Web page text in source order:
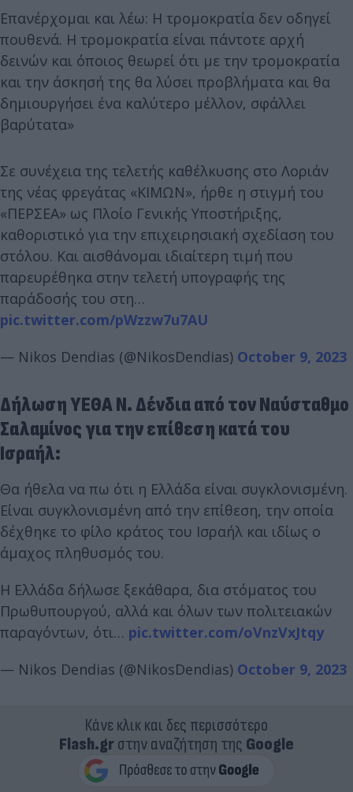
Επανέρχομαι και λέω: Η τρομοκρατία δεν οδηγεί
πουθενά. Η τρομοκρατία είναι πάντοτε αρχή
δεινών και όποιος θεωρεί ότι με την τρομοκρατία
και την άσκησή της θα λύσει προβλήματα και θα
δημιουργήσει ένα καλύτερο μέλλον, σφάλλει
βαρύτατα»
Σε συνέχεια της τελετής καθέλκυσης στο Λοριάν
της νέας φρεγάτας «ΚΙΜΩΝ», ήρθε η στιγμή του
«ΠΕΡΣΕΑ» ως Πλοίο Γενικής Υποστήριξης,
καθοριστικό για την επιχειρησιακή σχεδίαση του
στόλου. Και αισθάνομαι ιδιαίτερη τιμή που
παρευρέθηκα στην τελετή υπογραφής της
παράδοσής του στη…
pic.twitter.com/pWzzw7u7AU
— Nikos Dendias (@NikosDendias) October 9, 2023
Δήλωση ΥΕΘΑ Ν. Δένδια από τον Ναύσταθμο
Σαλαμίνος για την επίθεση κατά του
Ισραήλ:
Θα ήθελα να πω ότι η Ελλάδα είναι συγκλονισμένη.
Είναι συγκλονισμένη από την επίθεση, την οποία
δέχθηκε το φίλο κράτος του Ισραήλ και ιδίως ο
άμαχος πληθυσμός του.
Η Ελλάδα δήλωσε ξεκάθαρα, δια στόματος του
Πρωθυπουργού, αλλά και όλων των πολιτειακών
παραγόντων, ότι… pic.twitter.com/oVnzVxJtqy
— Nikos Dendias (@NikosDendias) October 9, 2023
Κάνε κλικ και δες περισσότερο
Flash.grστην αναζήτηση της Google